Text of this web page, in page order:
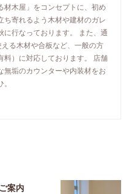
材木屋」をコンセプトに、初め
ち寄れるよう木材や建材のガレ
に行なっております。 また、通
る木材や合板など、一般の方
料）に対応しております。 店舗
無垢のカウンターや内装材をお
案内